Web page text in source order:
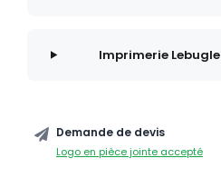
Imprimerie Lebugle
Demande de devis
Logo en pièce jointe accepté